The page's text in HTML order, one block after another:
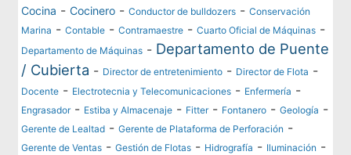
Cocina -Cocinero -Conductor de bulldozers -Conservación
Marina -Contable -Contramaestre -Cuarto Oficial de Máquinas -
Departamento de Máquinas - Departamento de Puente
/ Cubierta - Director de entretenimiento - Director de Flota -
Docente - Electrotecnia y Telecomunicaciones - Enfermería -
Engrasador- Estiba y Almacenaje - Fitter- Fontanero -Geología -
Gerente de Lealtad -Gerente de Plataforma de Perforación -
Gerente de Ventas -Gestión de Flotas - Hidrografía - Iluminación -